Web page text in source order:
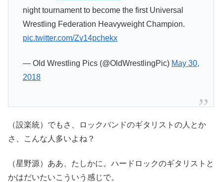
night tournament to become the first Universal
Wrestling Federation Heavyweight Champion.
pic.twitter.com/Zv14pchekx
— Old Wrestling Pics (@OldWrestlingPic) May 30,
2018
（設楽統）でもさ、ロックバンドのギタリストの人とか
さ、こんな人多いよね？
（星野源）ああ、たしかに。ハードロックのギタリストと
かはだいたいこういう感じで。